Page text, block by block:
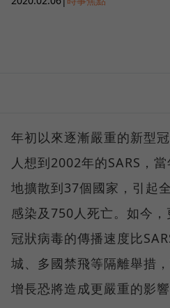
年初以來逐漸嚴重的新型
人想到2002年的SARS，
地擴散到37個國家，引起
感染及750人死亡。如今
冠狀病毒的傳播速度比
城、多國禁飛等隔離舉措
增長恐將造成更嚴重的影響